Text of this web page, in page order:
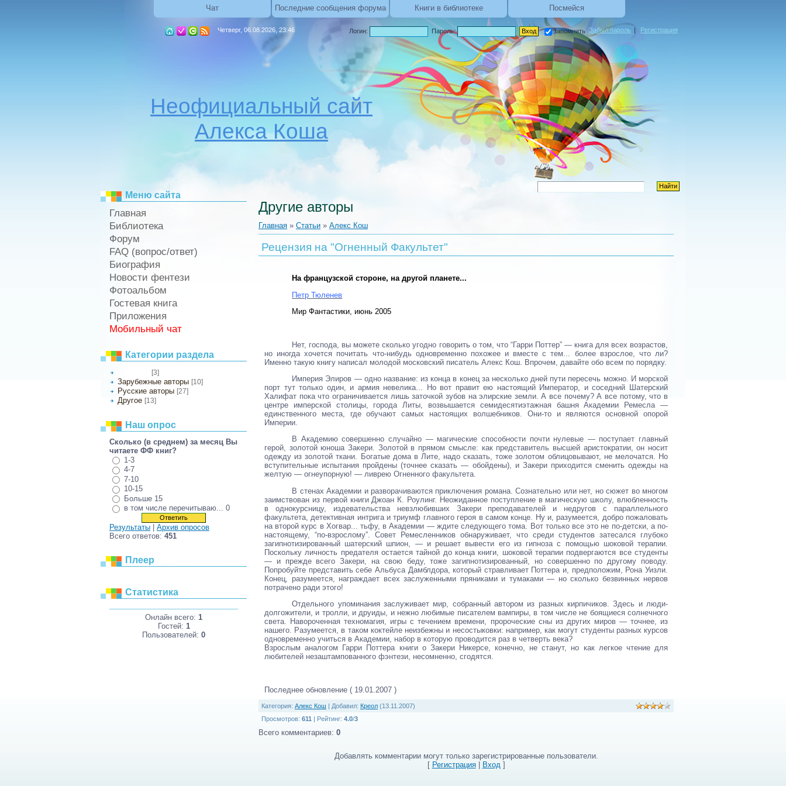
Чат Последние сообщения форума Книги в библиотеке Посмейся
Четверг, 06.08.2026, 23:46
Неофициальный сайт
Алекса Коша
Логин: Пароль: запомнить Забыл пароль | Регистрация
Меню сайта
Главная
Библиотека
Форум
FAQ (вопрос/ответ)
Биография
Новости фентези
Фотоальбом
Гостевая книга
Приложения
Мобильный чат
Категории раздела
[3]
Зарубежные авторы [10]
Русские авторы [27]
Другое [13]
Наш опрос
Сколько (в среднем) за месяц Вы
читаете ФФ книг?
1-3
4-7
7-10
10-15
Больше 15
в том числе перечитываю... 0
Результаты
Архив опросов
Всего ответов: 451
Плеер
Статистика
Онлайн всего: 1
Гостей: 1
Пользователей: 0
Другие авторы
Главная » Статьи » Алекс Кош
Рецензия на "Огненный Факультет"
На французской стороне, на другой планете...
Петр Тюленев
Мир Фантастики, июнь 2005
Нет, господа, вы можете сколько угодно говорить о том, что “Гарри Поттер” — книга для всех возрастов,
но иногда хочется почитать что-нибудь одновременно похожее и вместе с тем... более взрослое, что ли?
Именно такую книгу написал молодой московский писатель Алекс Кош. Впрочем, давайте обо всем по порядку.
Империя Элиров — одно название: из конца в конец за несколько дней пути пересечь можно. И морской
порт тут только один, и армия невелика... Но вот правит ею настоящий Император, и соседний Шатерский
Халифат пока что ограничивается лишь заточкой зубов на элирские земли. А все почему? А все потому, что в
центре имперской столицы, города Литы, возвышается семидесятиэтажная башня Академии Ремесла —
единственного места, где обучают самых настоящих волшебников. Они-то и являются основной опорой
Империи.
В Академию совершенно случайно — магические способности почти нулевые — поступает главный
герой, золотой юноша Закери. Золотой в прямом смысле: как представитель высшей аристократии, он носит
одежду из золотой ткани. Богатые дома в Лите, надо сказать, тоже золотом облицовывают, не мелочатся. Но
вступительные испытания пройдены (точнее сказать — обойдены), и Закери приходится сменить одежды на
желтую — огнеупорную! — ливрею Огненного факультета.
В стенах Академии и разворачиваются приключения романа. Сознательно или нет, но сюжет во многом
заимствован из первой книги Джоан К. Роулинг. Неожиданное поступление в магическую школу, влюбленность
в однокурсницу, издевательства невзлюбивших Закери преподавателей и недругов с параллельного
факультета, детективная интрига и триумф главного героя в самом конце. Ну и, разумеется, добро пожаловать
на второй курс в Хогвар... тьфу, в Академии — ждите следующего тома. Вот только все это не по-детски, а по-
настоящему, “по-взрослому”. Совет Ремесленников обнаруживает, что среди студентов затесался глубоко
загипнотизированный шатерский шпион, — и решает вывести его из гипноза с помощью шоковой терапии.
Поскольку личность предателя остается тайной до конца книги, шоковой терапии подвергаются все студенты
— и прежде всего Закери, на свою беду, тоже загипнотизированный, но совершенно по другому поводу.
Попробуйте представить себе Альбуса Дамблдора, который стравливает Поттера и, предположим, Рона Уизли.
Конец, разумеется, награждает всех заслуженными пряниками и тумаками — но сколько безвинных нервов
потрачено ради этого!
Отдельного упоминания заслуживает мир, собранный автором из разных кирпичиков. Здесь и люди-
долгожители, и тролли, и друиды, и нежно любимые писателем вампиры, в том числе не боящиеся солнечного
света. Навороченная техномагия, игры с течением времени, пророческие сны из других миров — точнее, из
нашего. Разумеется, в таком коктейле неизбежны и несостыковки: например, как могут студенты разных курсов
одновременно учиться в Академии, набор в которую проводится раз в четверть века?
Взрослым аналогом Гарри Поттера книги о Закери Никерсе, конечно, не станут, но как легкое чтение для
любителей незаштампованного фэнтези, несомненно, сгодятся.
Последнее обновление ( 19.01.2007 )
Категория: Алекс Кош Добавил: Креол (13.11.2007)
Просмотров: 611 Рейтинг: 4.0/3
Всего комментариев: 0
Добавлять комментарии могут только зарегистрированные пользователи.
[ Регистрация| Вход]